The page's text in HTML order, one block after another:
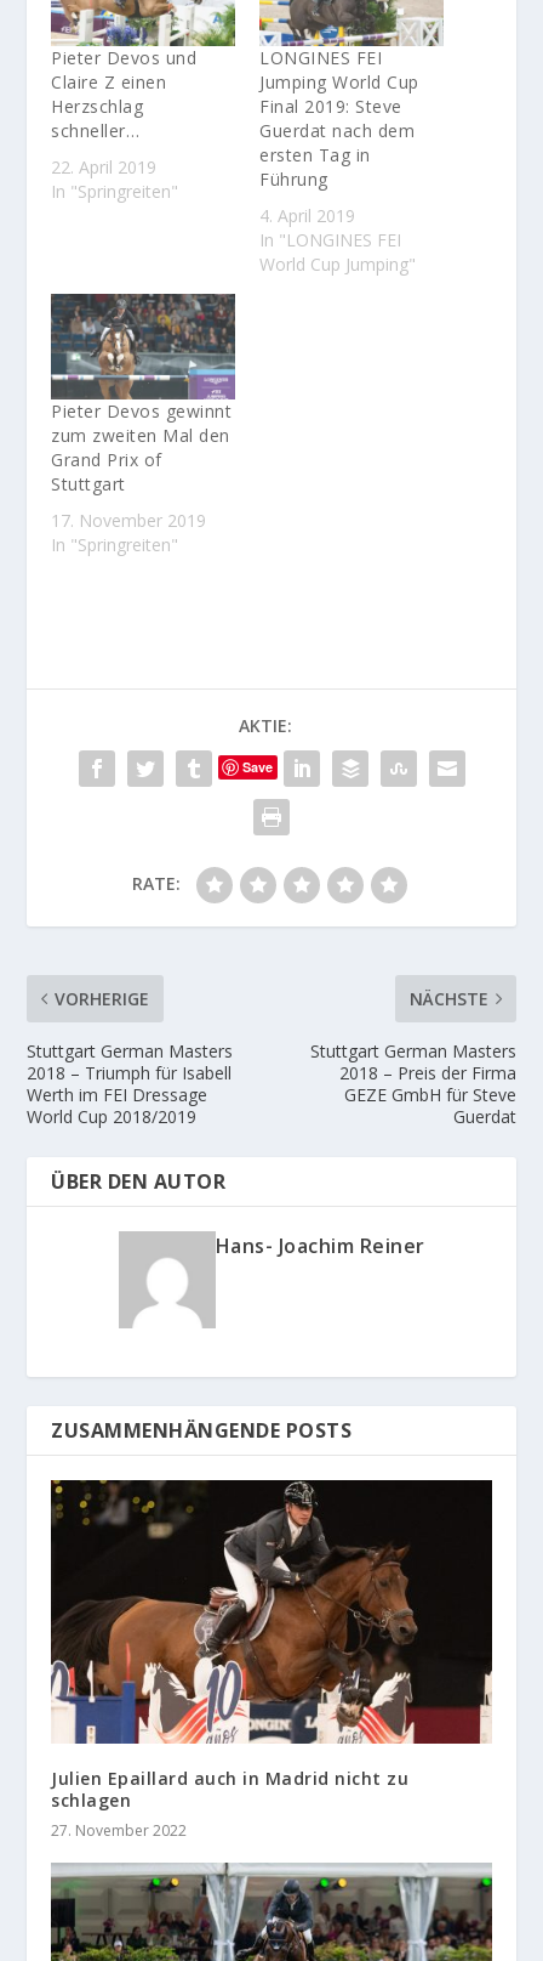
Pieter Devos und
Claire Z einen
Herzschlag
schneller…
22. April 2019
In "Springreiten"
LONGINES FEI
Jumping World Cup
Final 2019: Steve
Guerdat nach dem
ersten Tag in
Führung
4. April 2019
In "LONGINES FEI
World Cup Jumping"
Pieter Devos gewinnt
zum zweiten Mal den
Grand Prix of
Stuttgart
17. November 2019
In "Springreiten"
AKTIE:
Save
RATE:
VORHERIGE
Stuttgart German Masters
2018 – Triumph für Isabell
Werth im FEI Dressage
World Cup 2018/2019
NÄCHSTE
Stuttgart German Masters
2018 – Preis der Firma
GEZE GmbH für Steve
Guerdat
ÜBER DEN AUTOR
Hans- Joachim Reiner
ZUSAMMENHÄNGENDE POSTS
Julien Epaillard auch in Madrid nicht zu
schlagen
27. November 2022